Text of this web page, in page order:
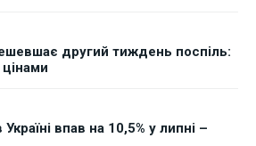
другий тиждень поспіль:
впав на 10,5% у липні –